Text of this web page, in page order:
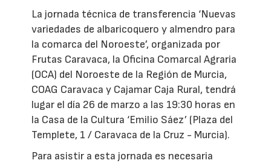
La jornada técnica de transferencia ‘Nuevas
variedades de albaricoquero y almendro para
la comarca del Noroeste’, organizada por
Frutas Caravaca, la Oficina Comarcal Agraria
(OCA) del Noroeste de la Región de Murcia,
COAG Caravaca y Cajamar Caja Rural, tendrá
lugar el día 26 de marzo a las 19:30 horas en
la Casa de la Cultura ‘Emilio Sáez’ (Plaza del
Templete, 1 / Caravaca de la Cruz - Murcia).
Para asistir a esta jornada es necesaria